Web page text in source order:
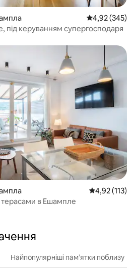
Середня
4,92 (345)
під керуванням супергосподаря
Середня
4,92 (113)
терасами в Ешампле
Найпопулярніші пам’ятки поблизу